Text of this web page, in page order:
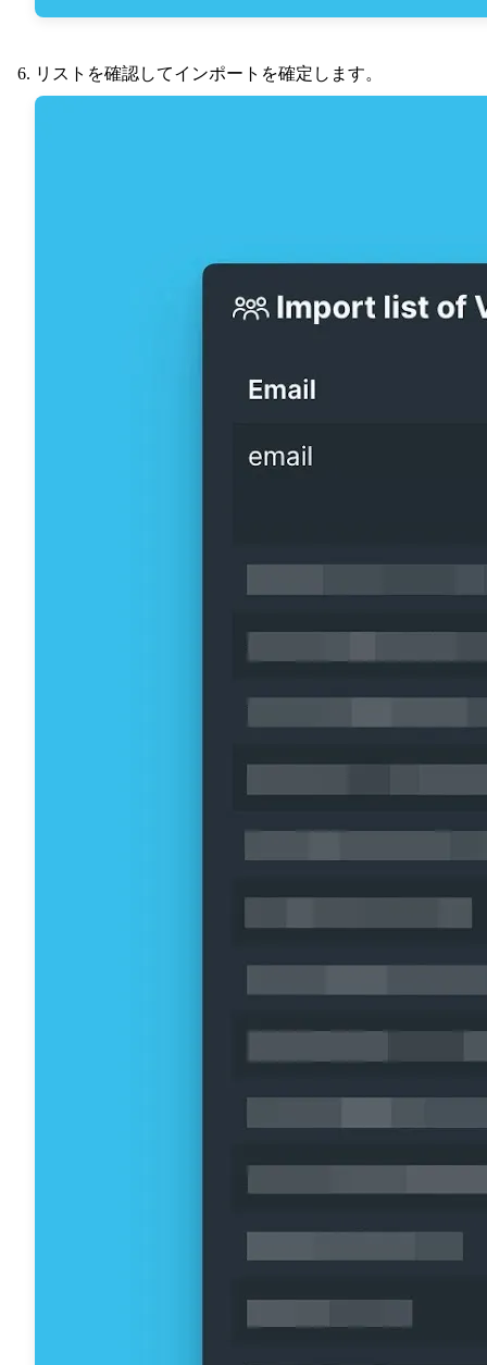
リストを確認してインポートを確定します。